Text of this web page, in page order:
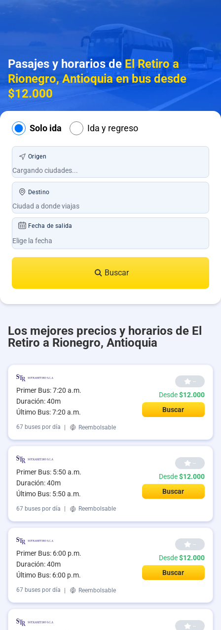
Pasajes y horarios de El Retiro a
Rionegro, Antioquia en bus desde
$12.000
Solo ida Ida y regreso
Origen
Destino
Fecha de salida
Buscar
Los mejores precios y horarios de El
Retiro a Rionegro, Antioquia
Primer Bus: 7:20 a.m.
Duración: 40m
Último Bus: 7:20 a.m.
--
Desde$12.000
Buscar
67 buses por día | Reembolsable
Primer Bus: 5:50 a.m.
Duración: 40m
Último Bus: 5:50 a.m.
--
Desde$12.000
Buscar
67 buses por día Reembolsable
Primer Bus: 6:00 p.m.
Duración: 40m
Último Bus: 6:00 p.m.
--
Desde$12.000
Buscar
67 buses por día | Reembolsable
--